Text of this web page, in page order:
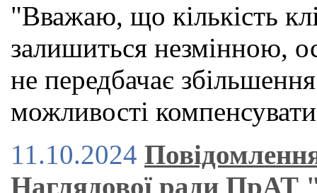
"Вважаю, що кількість
залишиться незмінною,
не передбачає
можливості
11.10.2024
Наглядової ради